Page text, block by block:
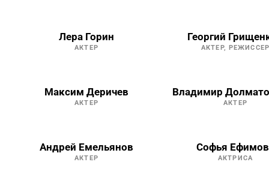
Лера Горин
АКТЕР
Георгий
АКТЕР, РЕЖИССЕР
Максим Деричев
АКТЕР
Владимир
АКТЕР
Андрей Емельянов
АКТЕР
Софья
АКТРИСА